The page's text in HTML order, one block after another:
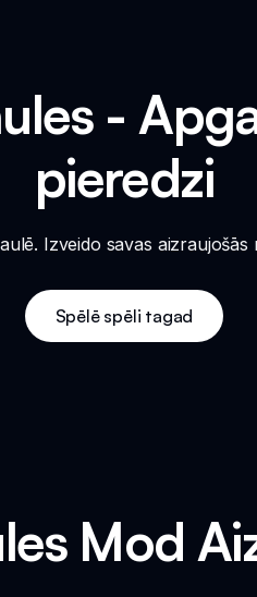
-
pieredzi
Izveido savas
Spēlē spēli tagad
Mod